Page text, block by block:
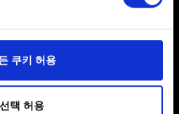
your personal data is processed
상적으로 이용하기 위해
하여 사용자의 웹사이트 이용
됩니다. 예를 들어, 소셜
쿠키 허용
선택 허용